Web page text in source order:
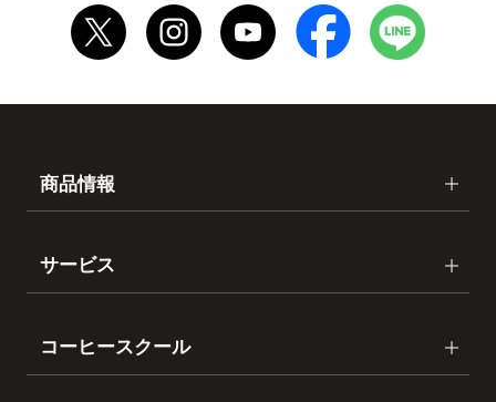
商品情報
サービス
コーヒースクール